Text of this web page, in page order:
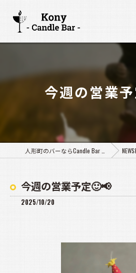
今週の営業
今週の営業予定🙂📢
2025/10/20